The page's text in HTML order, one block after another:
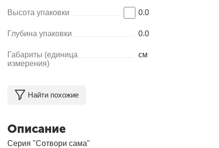
Высота упаковки 0.0
Глубина упаковки 0.0
Габариты (единица
измерения)
см
Найти похожие
Описание
Серия "Сотвори сама"